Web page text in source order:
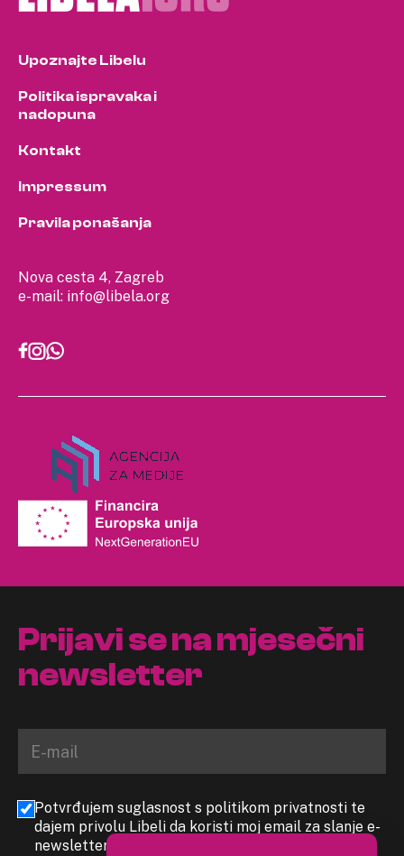
Nova cesta 4, Zagreb
e-mail: info@libela.org
Upoznajte Libelu
Politika ispravaka i
nadopuna
Kontakt
Impressum
Pravila ponašanja
Prijavi se na mjesečni
newsletter
Potvrđujem suglasnost s politikom privatnosti te
dajem privolu Libeli da koristi moj email za slanje e-
newslettera